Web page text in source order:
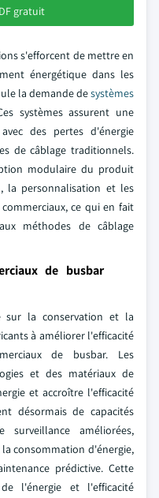
gratuit
s'efforcent de mettre en
énergétique dans les
la demande desystèmes
systèmes assurent une
des pertes d'énergie
de câblage traditionnels.
modulaire du produit
la personnalisation et les
ce qui en fait
méthodes de câblage
de busbar
sur la conservation et la
à améliorer l'efficacité
de busbar. Les
et des matériaux de
et accroître l'efficacité
désormais de capacités
améliorées,
consommation d'énergie,
prédictive. Cette
l'énergie et l'efficacité